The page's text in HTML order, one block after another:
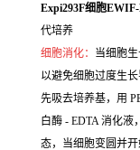
Expi293F细胞
代培养
细胞消化： 当细胞生
以避免细胞过度生
先吸去培养基，用
白酶 - EDTA 消化
态，当细胞变圆并